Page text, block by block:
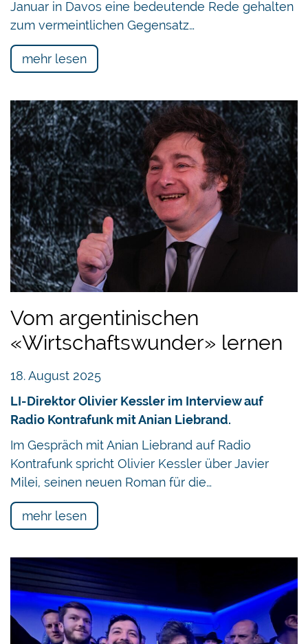
Januar in Davos eine bedeutende Rede gehalten
zum vermeintlichen Gegensatz…
mehr lesen
Vom argentinischen
«Wirtschaftswunder» lernen
18. August 2025
LI-Direktor Olivier Kessler im Interview auf
Radio Kontrafunk mit Anian Liebrand.
Im Gespräch mit Anian Liebrand auf Radio
Kontrafunk spricht Olivier Kessler über Javier
Milei, seinen neuen Roman für die…
mehr lesen